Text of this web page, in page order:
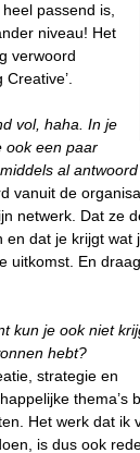
passend is,
niveau! Het
verwoord
vol, haha. In je
ook een paar
al
vanuit de
netwerk. Dat ze
en dat je krijgt wat
uitkomst. En
kun je ook niet
hebt?
strategie en
thema’s
Het werk dat ik
is dus ook